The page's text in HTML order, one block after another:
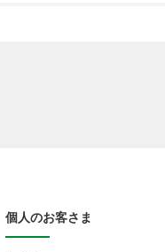
個人のお客さま